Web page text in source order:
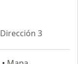
Dirección 3